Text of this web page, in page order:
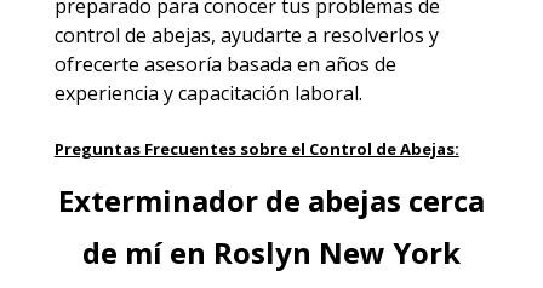
preparado para conocer tus problemas de
control de abejas, ayudarte a resolverlos y
ofrecerte asesoría basada en años de
experiencia y capacitación laboral.
Preguntas Frecuentes sobre el Control de Abejas:
Exterminador de abejas cerca
de mí en Roslyn New York